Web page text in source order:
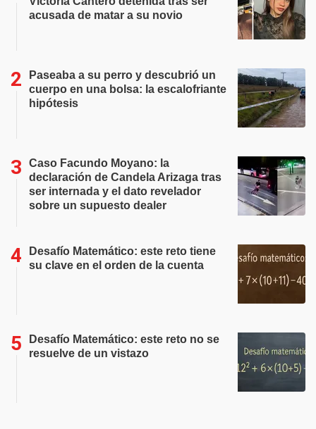
acusada de matar a su novio
Paseaba a su perro y descubrió un
cuerpo en una bolsa: la escalofriante
hipótesis
Caso Facundo Moyano: la
declaración de Candela Arizaga tras
ser internada y el dato revelador
sobre un supuesto dealer
Desafío Matemático: este reto tiene
su clave en el orden de la cuenta
Desafío Matemático: este reto no se
resuelve de un vistazo